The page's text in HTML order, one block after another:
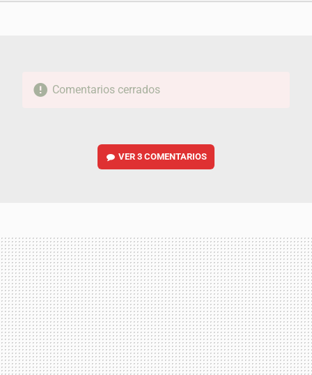
FACEBOOKTWITTERFLIPBOARD
E-
WHATSAPP
Comentarios cerrados
VER3 COMENTARIOS